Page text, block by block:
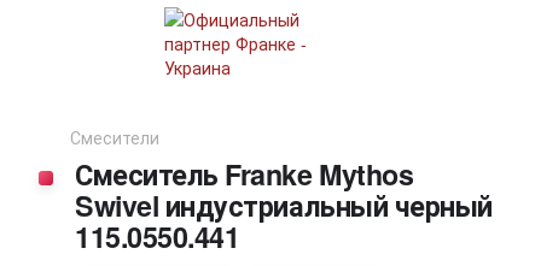
Смесители
Смеситель Franke Mythos
Swivel индустриальный черный
115.0550.441